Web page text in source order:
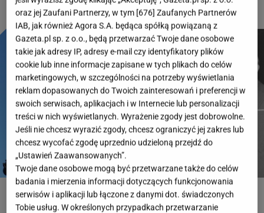
ROZWIĄŻ QUIZ
oraz jej Zaufani Partnerzy, w tym [676] Zaufanych Partnerów
IAB, jak również Agora S.A. będąca spółką powiązaną z
Gazeta.pl sp. z o.o., będą przetwarzać Twoje dane osobowe
takie jak adresy IP, adresy e-mail czy identyfikatory plików
cookie lub inne informacje zapisane w tych plikach do celów
marketingowych, w szczególności na potrzeby wyświetlania
reklam dopasowanych do Twoich zainteresowań i preferencji w
swoich serwisach, aplikacjach i w Internecie lub personalizacji
treści w nich wyświetlanych. Wyrażenie zgody jest dobrowolne.
Jeśli nie chcesz wyrazić zgody, chcesz ograniczyć jej zakres lub
chcesz wycofać zgodę uprzednio udzieloną przejdź do
„Ustawień Zaawansowanych”.
Twoje dane osobowe mogą być przetwarzane także do celów
badania i mierzenia informacji dotyczących funkcjonowania
serwisów i aplikacji lub łączone z danymi dot. świadczonych
Tobie usług. W określonych przypadkach przetwarzanie